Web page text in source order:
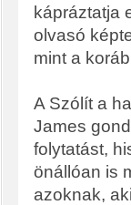
kápráztatja
olvasó
mint a
A Szólít a
James
folytatást,
önállóan is
azoknak,